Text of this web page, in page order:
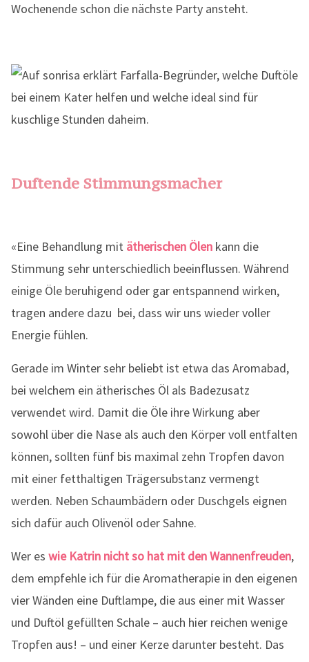
Wochenende schon die nächste Party ansteht.
Duftende Stimmungsmacher
«Eine Behandlung mit ätherischen Ölen kann die
Stimmung sehr unterschiedlich beeinflussen. Während
einige Öle beruhigend oder gar entspannend wirken,
tragen andere dazu bei, dass wir uns wieder voller
Energie fühlen.
Gerade im Winter sehr beliebt ist etwa das Aromabad,
bei welchem ein ätherisches Öl als Badezusatz
verwendet wird. Damit die Öle ihre Wirkung aber
sowohl über die Nase als auch den Körper voll entfalten
können, sollten fünf bis maximal zehn Tropfen davon
mit einer fetthaltigen Trägersubstanz vermengt
werden. Neben Schaumbädern oder Duschgels eignen
sich dafür auch Olivenöl oder Sahne.
Wer es wie Katrin nicht so hat mit den Wannenfreuden,
dem empfehle ich für die Aromatherapie in den eigenen
vier Wänden eine Duftlampe, die aus einer mit Wasser
und Duftöl gefüllten Schale – auch hier reichen wenige
Tropfen aus! – und einer Kerze darunter besteht. Das